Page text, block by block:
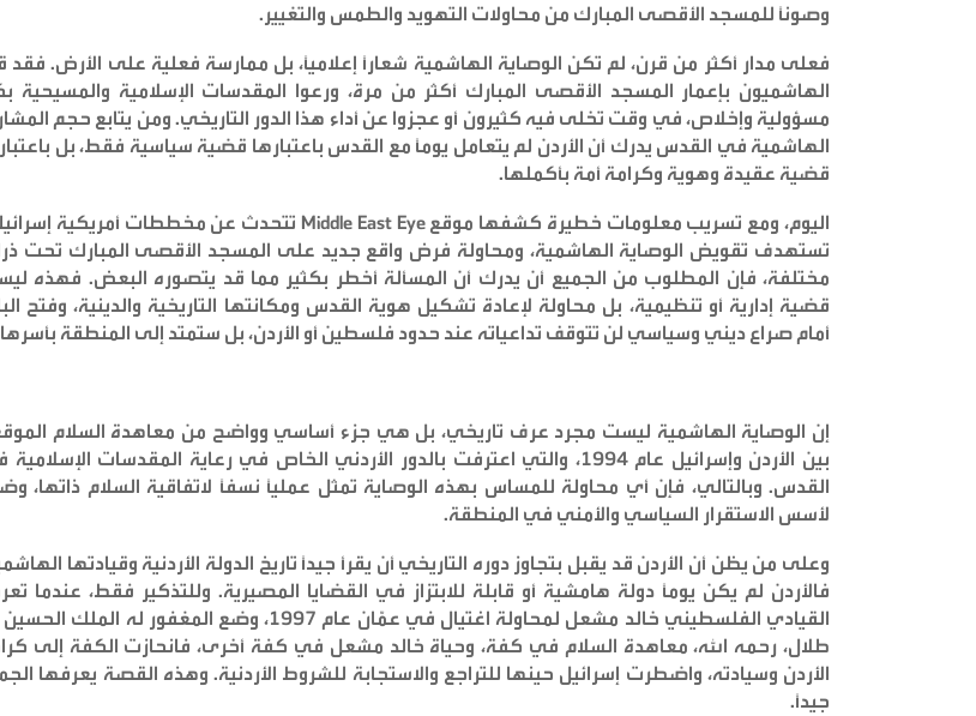
وصونًا للمسجد الأقصى المبارك من محاولات التهويد والطمس والتغيير.
فعلى مدار أكثر من قرن، لم تكن الوصاية الهاشمية شعارًا إعلاميًا، بل ممارسة فعلية على الأرض. فقد
الهاشميون بإعمار المسجد الأقصى المبارك أكثر من مرة، ورعوا المقدسات الإسلامية والمسيحية
مسؤولية وإخلاص، في وقت تخلى فيه كثيرون أو عجزوا عن أداء هذا الدور التاريخي. ومن يتابع حجم
الهاشمية في القدس يدرك أن الأردن لم يتعامل يومًا مع القدس باعتبارها قضية سياسية فقط، بل
قضية عقيدة وهوية وكرامة أمة بأكملها.
اليوم، ومع تسريب معلومات خطيرة كشفها موقعMiddle East Eye
تتحدث عن مخططات أمريكية
تستهدف تقويض الوصاية الهاشمية، ومحاولة فرض واقع جديد على المسجد الأقصى المبارك تحت
مختلفة، فإن المطلوب من الجميع أن يدرك أن المسألة أخطر بكثير مما قد يتصوره البعض. فهذه
قضية إدارية أو تنظيمية، بل محاولة لإعادة تشكيل هوية القدس ومكانتها التاريخية والدينية، وفتح
أمام صراع ديني وسياسي لن تتوقف تداعياته عند حدود فلسطين أو الأردن، بل ستمتد إلى المنطقة بأسرها
إن الوصاية الهاشمية ليست مجرد عرف تاريخي، بل هي جزء أساسي وواضح من معاهدة السلام
بين الأردن وإسرائيل عام 1994، والتي اعترفت بالدور الأردني الخاص في رعاية المقدسات
القدس. وبالتالي، فإن أي محاولة للمساس بهذه الوصاية تمثل عمليًا نسفًا لاتفاقية السلام ذاتها،
لأسس الاستقرار السياسي والأمني في المنطقة.
وعلى من يظن أن الأردن قد يقبل بتجاوز دوره التاريخي أن يقرأ جيدًا تاريخ الدولة الأردنية وقيادتها
فالأردن لم يكن يومًا دولة هامشية أو قابلة للابتزاز في القضايا المصيرية. وللتذكير فقط، عندما
القيادي الفلسطيني خالد مشعل لمحاولة اغتيال في عمّان عام 1997، وضع المغفور له الملك
طلال، رحمه الله، معاهدة السلام في كفة، وحياة خالد مشعل في كفة أخرى، فانحازت الكفة إلى
الأردن وسيادته، واضطرت إسرائيل حينها للتراجع والاستجابة للشروط الأردنية. وهذه القصة يعرفها
جيدًا.